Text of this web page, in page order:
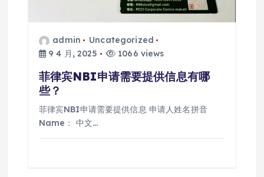
admin
Uncategorized
9 4 月, 2025
1066 views
菲律宾NBI申请需要提供信息有哪
些？
菲律宾NBI申请需要提供信息 申请人姓名拼音
Name： 中文…